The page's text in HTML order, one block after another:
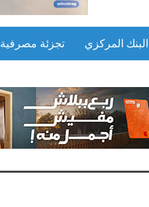
البنك المركزي تجزئة مصرفية